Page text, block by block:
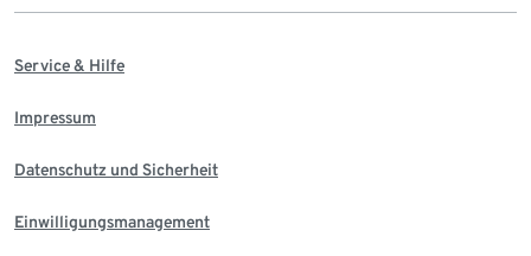
Service & Hilfe
Impressum
Datenschutz und Sicherheit
Einwilligungsmanagement